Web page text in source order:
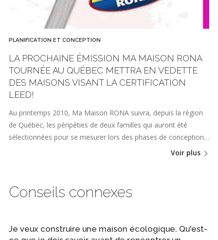
PLANIFICATION ET CONCEPTION
LA PROCHAINE ÉMISSION MA MAISON RONA
TOURNÉE AU QUÉBEC METTRA EN VEDETTE
DES MAISONS VISANT LA CERTIFICATION
LEED!
Au printemps 2010, Ma Maison RONA suivra, depuis la région
de Québec, les péripéties de deux familles qui auront été
sélectionnées pour se mesurer lors des phases de conception…
Voir plus
Conseils connexes
Je veux construire une maison écologique. Qu'est-